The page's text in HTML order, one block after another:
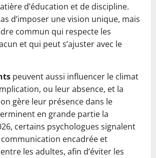
d’éducation et de discipline.
d’imposer une vision unique, mais
commun qui respecte les
et qui peut s’ajuster avec le
peuvent aussi influencer le climat
ou leur absence, et la
gère leur présence dans le
en grande partie la
certains psychologues signalent
communication encadrée et
les adultes, afin d’éviter les